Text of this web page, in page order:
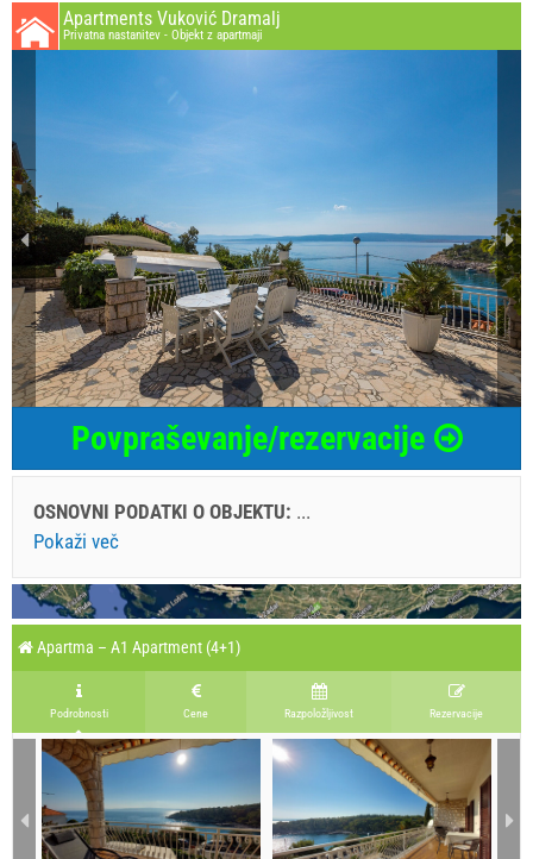
Apartments Vuković Dramalj
Privatna nastanitev - Objekt z apartmaji
Povpraševanje/rezervacije
OSNOVNI PODATKI O OBJEKTU: ...
Pokaži več
Apartma – A1 Apartment (4+1)
Podrobnosti Cene Razpoložljivost Rezervacije